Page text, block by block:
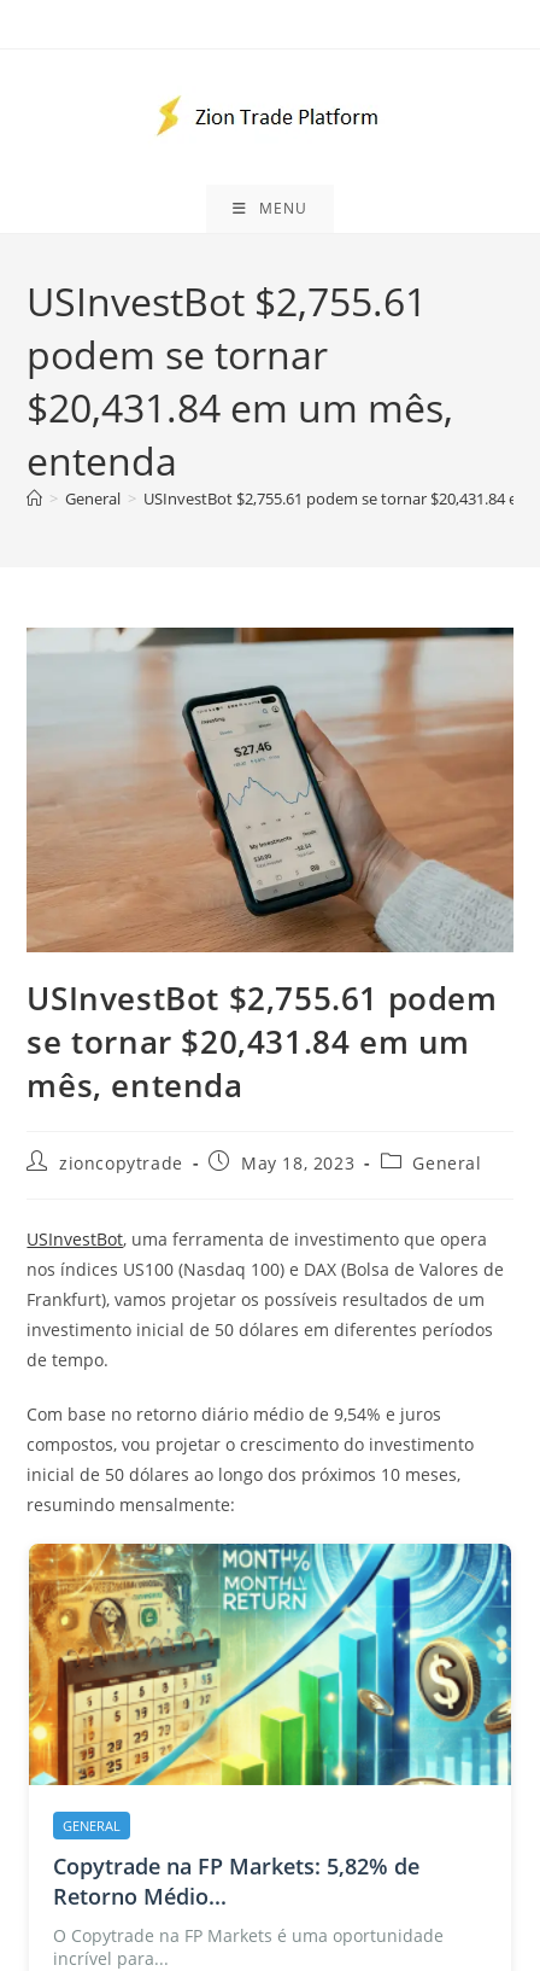
MENU
USInvestBot $2,755.61
podem se tornar
$20,431.84 em um mês,
entenda
> General > USInvestBot $2,755.61 podem se tornar $20,431.84
USInvestBot $2,755.61 podem
se tornar $20,431.84 em um
mês, entenda
Postzioncopytrade
PostMay 18, 2023
PostGeneral
USInvestBot, uma ferramenta de investimento que opera
nos índices US100 (Nasdaq 100) e DAX (Bolsa de Valores de
Frankfurt), vamos projetar os possíveis resultados de um
investimento inicial de 50 dólares em diferentes períodos
de tempo.
Com base no retorno diário médio de 9,54% e juros
compostos, vou projetar o crescimento do investimento
inicial de 50 dólares ao longo dos próximos 10 meses,
resumindo mensalmente:
GENERAL
Copytrade na FP Markets: 5,82% de
Retorno Médio...
O Copytrade na FP Markets é uma oportunidade
incrível para...